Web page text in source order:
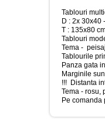
Tablouri
D : 2x 30x40
T : 135x80
Tablouri
Tema -
Tablourile
Panza gata
Marginile
!!! Distanta
Tema - rosu,
Pe